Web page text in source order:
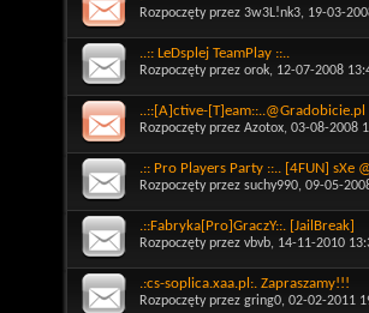
Rozpoczęty przez 3w3L!nk3, 19-03-
..:: LeDsplej TeamPlay ::..
Rozpoczęty przez orok, 12-07-2008
..::[A]ctive-[T]eam::..@Gradobicie.pl
Rozpoczęty przez Azotox, 03-08-2008
.:: Pro Players Party ::.. [4FUN]
Rozpoczęty przez suchy990, 09-05-
.::Fabryka[Pro]GraczY::. [JailBreak]
Rozpoczęty przez vbvb, 14-11-2010
.:cs-soplica.xaa.pl:. Zapraszamy!!!
Rozpoczęty przez gring0, 02-02-2011